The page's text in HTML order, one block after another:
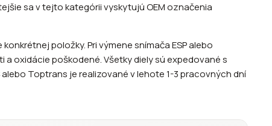
sa v tejto kategórii vyskytujú OEM označenia
položky. Pri výmene snímača ESP alebo
oxidácie poškodené. Všetky diely sú expedované s
Toptrans je realizované v lehote 1-3 pracovných dní